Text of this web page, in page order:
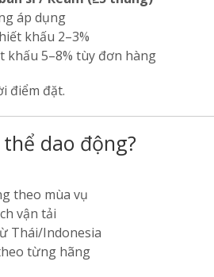
áp dụng
khấu 2–3%
khấu 5–8% tùy đơn hàng
điểm đặt.
dao động?
theo mùa vụ
vận tải
Thái/Indonesia
từng hãng